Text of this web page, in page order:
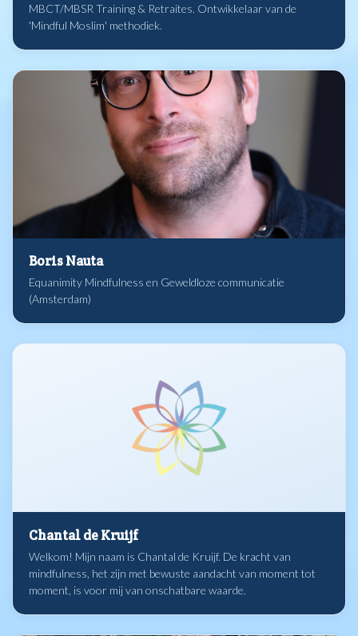
MBCT/MBSR Training & Retraites. Ontwikkelaar van de
'Mindful Moslim' methodiek.
Boris Nauta
Equanimity Mindfulness en Geweldloze communicatie
(Amsterdam)
Chantal de Kruijf
Welkom! Mijn naam is Chantal de Kruijf. De kracht van
mindfulness, het zijn met bewuste aandacht van moment tot
moment, is voor mij van onschatbare waarde.